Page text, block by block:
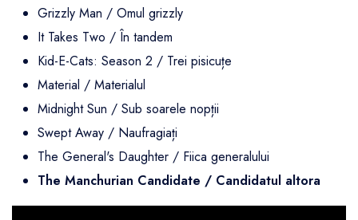
Grizzly Man / Omul grizzly
It Takes Two / În tandem
Kid-E-Cats: Season 2 / Trei pisicuțe
Material / Materialul
Midnight Sun / Sub soarele nopții
Swept Away / Naufragiați
The General's Daughter / Fiica generalului
The Manchurian Candidate / Candidatul altora